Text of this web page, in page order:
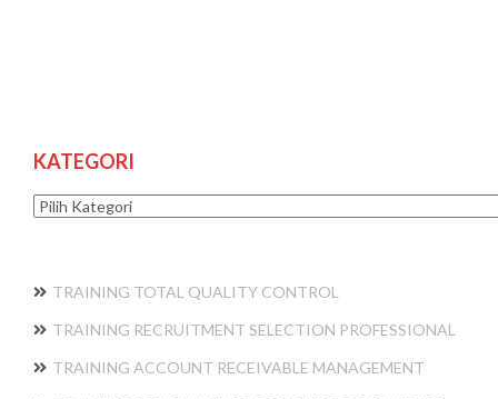
KATEGORI
Kategori
TRAINING TOTAL QUALITY CONTROL
TRAINING RECRUITMENT SELECTION PROFESSIONAL
TRAINING ACCOUNT RECEIVABLE MANAGEMENT